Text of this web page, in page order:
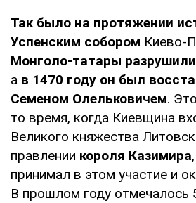
Так было на протяжении
Успенским собором Киево-
Монголо-татары разрушили
а в 1470 году он был
Семеном Олельковичем.
то время, когда Киевщина
Великого княжества
правлении короля Казимира
принимал в этом участие и
В прошлом году отмечалось